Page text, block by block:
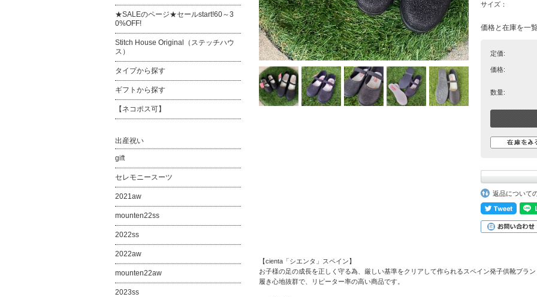
サイズ：
価格と在庫を一
定価:
価格:
数量:
返品について
【cienta「シエンタ」スペイン】
お子様の足の成長を正しく守る為、厳しい基準をクリアして作られるスペイン発子供靴ブラン
履き心地抜群で、リピーター率の高い商品です。
★SALEのページ★セールstart!60～3
0%OFF!
Stitch House Original（ステッチハウ
ス）
タイプから探す
ギフトから探す
【ネコポス可】
出産祝い
gift
セレモニースーツ
2021aw
mounten22ss
2022ss
2022aw
mounten22aw
2023ss